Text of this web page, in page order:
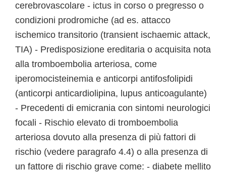
cerebrovascolare - ictus in corso o pregresso o
condizioni prodromiche (ad es. attacco
ischemico transitorio (transient ischaemic attack,
TIA) - Predisposizione ereditaria o acquisita nota
alla tromboembolia arteriosa, come
iperomocisteinemia e anticorpi antifosfolipidi
(anticorpi anticardiolipina, lupus anticoagulante)
- Precedenti di emicrania con sintomi neurologici
focali - Rischio elevato di tromboembolia
arteriosa dovuto alla presenza di più fattori di
rischio (vedere paragrafo 4.4) o alla presenza di
un fattore di rischio grave come: - diabete mellito